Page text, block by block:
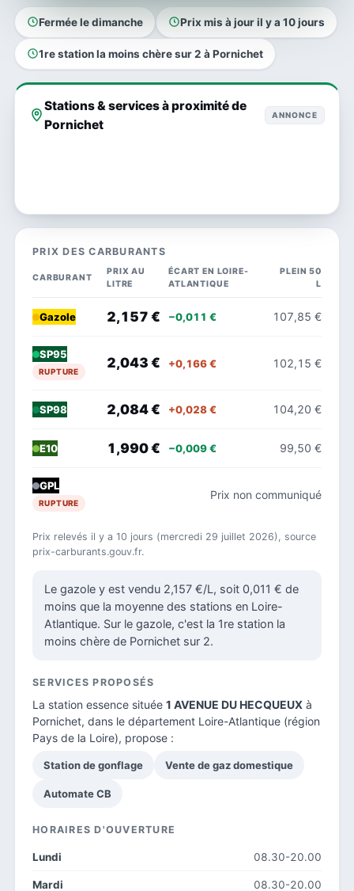
Fermée le dimanche Prix mis à jour il y a 10 jours
1re station la moins chère sur 2 à Pornichet
Stations & services à proximité de
Pornichet
ANNONCE
PRIX DES CARBURANTS
CARBURANT
PRIX AU
LITRE
ÉCART EN LOIRE-
ATLANTIQUE
PLEIN 50
L
Gazole 2,157 € −0,011 € 107,85 €
SP95
RUPTURE
2,043 € +0,166 € 102,15 €
SP98 2,084 € +0,028 € 104,20 €
E10 1,990 € −0,009 € 99,50 €
GPL
RUPTURE
Prix non communiqué
Prix relevés il y a 10 jours (mercredi 29 juillet 2026), source
prix-carburants.gouv.fr.
Le gazole y est vendu 2,157 €/L, soit 0,011 € de
moins que la moyenne des stations en Loire-
Atlantique. Sur le gazole, c'est la 1re station la
moins chère de Pornichet sur 2.
SERVICES PROPOSÉS
La station essence située 1 AVENUE DU HECQUEUX à
Pornichet, dans le département Loire-Atlantique (région
Pays de la Loire), propose :
Station de gonflage Vente de gaz domestique
Automate CB
HORAIRES D'OUVERTURE
Lundi 08.30-20.00
Mardi 08.30-20.00